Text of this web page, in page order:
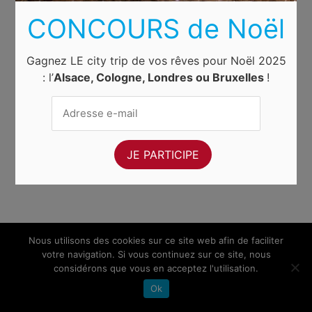
Nous utilisons des cookies sur ce site web afin de faciliter
votre navigation. Si vous continuez sur ce site, nous
considérons que vous en acceptez l'utilisation.
Ok
CONCOURS de Noël
Gagnez LE city trip de vos rêves pour Noël 2025
: l’Alsace, Cologne, Londres ou Bruxelles !